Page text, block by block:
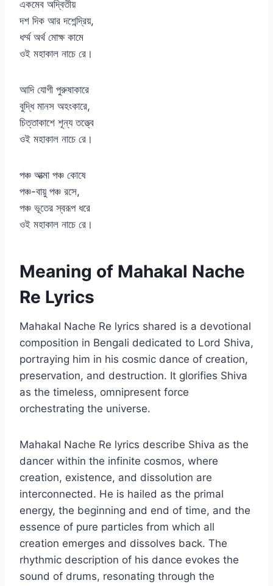
একমেব অদ্বিতীয়
দশ দিক আর দশেন্দ্রিয়,
ধর্ম্ম অর্থ মোক্ষ কামে
ওই মহাকাল নাচে রে।
আদি যোগী পুরুষাকারে
বুদ্ধি মানস অহংকারে,
চিত্তাকাশে শূন্য তত্ত্বে
ওই মহাকাল নাচে রে।
পঞ্চ আত্মা পঞ্চ কোষে
পঞ্চ-বায়ু পঞ্চ রসে,
পঞ্চ ভূতের স্বরূপ ধরে
ওই মহাকাল নাচে রে।
Meaning of Mahakal Nache
Re Lyrics
Mahakal Nache Re lyrics shared is a devotional
composition in Bengali dedicated to Lord Shiva,
portraying him in his cosmic dance of creation,
preservation, and destruction. It glorifies Shiva
as the timeless, omnipresent force
orchestrating the universe.
Mahakal Nache Re lyrics describe Shiva as the
dancer within the infinite cosmos, where
creation, existence, and dissolution are
interconnected. He is hailed as the primal
energy, the beginning and end of time, and the
essence of pure particles from which all
creation emerges and dissolves back. The
rhythmic description of his dance evokes the
sound of drums, resonating through the